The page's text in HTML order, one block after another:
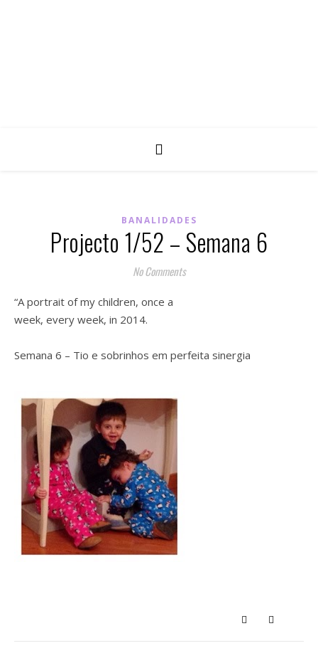
BANALIDADES
Projecto 1/52 – Semana 6
No Comments
“A portrait of my children, once a
week, every week, in 2014.
Semana 6 – Tio e sobrinhos em perfeita sinergia